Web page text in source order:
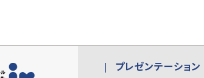
プレゼンテーション